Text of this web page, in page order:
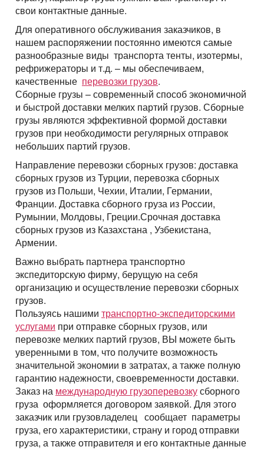
свои контактные данные.
Для оперативного обслуживания заказчиков, в
нашем распоряжении постоянно имеются самые
разнообразные виды транспорта тенты, изотермы,
рефрижераторы и т.д. – мы обеспечиваем,
качественные перевозки грузов.
Сборные грузы – современный способ экономичной
и быстрой доставки мелких партий грузов. Сборные
грузы являются эффективной формой доставки
грузов при необходимости регулярных отправок
небольших партий грузов.
Направление перевозки сборных грузов: доставка
сборных грузов из Турции, перевозка сборных
грузов из Польши, Чехии, Италии, Германии,
Франции. Доставка сборного груза из России,
Румынии, Молдовы, Греции.Срочная доставка
сборных грузов из Казахстана , Узбекистана,
Армении.
Важно выбрать партнера транспортно
экспедиторскую фирму, берущую на себя
организацию и осуществление перевозки сборных
грузов.
Пользуясь нашими транспортно-экспедиторскими
услугами при отправке сборных грузов, или
перевозке мелких партий грузов, ВЫ можете быть
уверенными в том, что получите возможность
значительной экономии в затратах, а также полную
гарантию надежности, своевременности доставки.
Заказ на международную грузоперевозкусборного
груза оформляется договором заявкой. Для этого
заказчик или грузовладелец сообщает параметры
груза, его характеристики, страну и город отправки
груза, а также отправителя и его контактные данные